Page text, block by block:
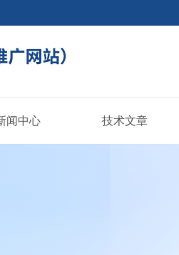
闻中心 技术文章